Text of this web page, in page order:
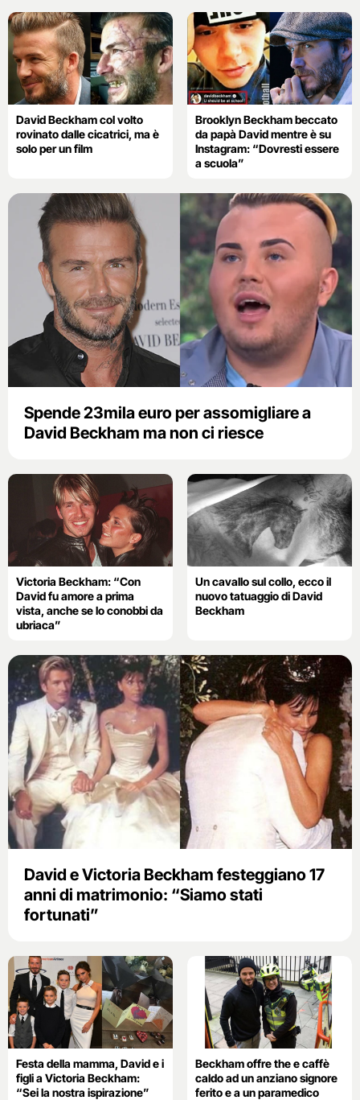
David Beckham col volto
rovinato dalle cicatrici, ma è
solo per un film
Brooklyn Beckham beccato
da papà David mentre è su
Instagram: “Dovresti essere
a scuola”
Spende 23mila euro per assomigliare a
David Beckham ma non ci riesce
Victoria Beckham: “Con
David fu amore a prima
vista, anche se lo conobbi da
ubriaca”
Un cavallo sul collo, ecco il
nuovo tatuaggio di David
Beckham
David e Victoria Beckham festeggiano 17
anni di matrimonio: “Siamo stati
fortunati”
Festa della mamma, David e i
figli a Victoria Beckham:
“Sei la nostra ispirazione”
Beckham offre the e caffè
caldo ad un anziano signore
ferito e a un paramedico